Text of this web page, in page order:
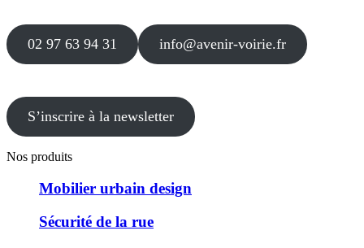
02 97 63 94 31 info@avenir-voirie.fr
S’inscrire à la newsletter
Nos produits
Mobilier urbain design
Sécurité de la rue